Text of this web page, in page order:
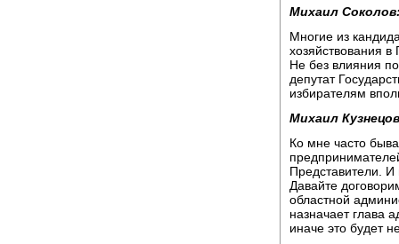
Михаил
Многие из
хозяйствования
Не без влияния
депутат
избирателям
Михаил
Ко мне часто
Представители. И
Давайте
областной
назначает глава
иначе это будет